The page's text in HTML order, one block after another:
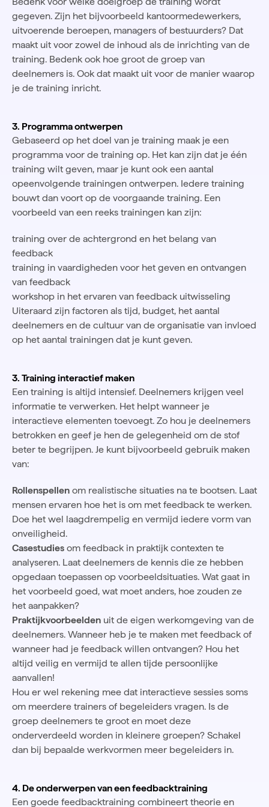
gegeven. Zijn het bijvoorbeeld kantoormedewerkers,
uitvoerende beroepen, managers of bestuurders? Dat
maakt uit voor zowel de inhoud als de inrichting van de
training. Bedenk ook hoe groot de groep van
deelnemers is. Ook dat maakt uit voor de manier waarop
je de training inricht.
3. Programma ontwerpen
Gebaseerd op het doel van je training maak je een
programma voor de training op. Het kan zijn dat je één
training wilt geven, maar je kunt ook een aantal
opeenvolgende trainingen ontwerpen. Iedere training
bouwt dan voort op de voorgaande training. Een
voorbeeld van een reeks trainingen kan zijn:
training over de achtergrond en het belang van
feedback
training in vaardigheden voor het geven en ontvangen
van feedback
workshop in het ervaren van feedback uitwisseling
Uiteraard zijn factoren als tijd, budget, het aantal
deelnemers en de cultuur van de organisatie van invloed
op het aantal trainingen dat je kunt geven.
3. Training interactief maken
Een training is altijd intensief. Deelnemers krijgen veel
informatie te verwerken. Het helpt wanneer je
interactieve elementen toevoegt. Zo hou je deelnemers
betrokken en geef je hen de gelegenheid om de stof
beter te begrijpen. Je kunt bijvoorbeeld gebruik maken
van:
Rollenspellen om realistische situaties na te bootsen. Laat
mensen ervaren hoe het is om met feedback te werken.
Doe het wel laagdrempelig en vermijd iedere vorm van
onveiligheid.
Casestudies om feedback in praktijk contexten te
analyseren. Laat deelnemers de kennis die ze hebben
opgedaan toepassen op voorbeeldsituaties. Wat gaat in
het voorbeeld goed, wat moet anders, hoe zouden ze
het aanpakken?
Praktijkvoorbeelden uit de eigen werkomgeving van de
deelnemers. Wanneer heb je te maken met feedback of
wanneer had je feedback willen ontvangen? Hou het
altijd veilig en vermijd te allen tijde persoonlijke
aanvallen!
Hou er wel rekening mee dat interactieve sessies soms
om meerdere trainers of begeleiders vragen. Is de
groep deelnemers te groot en moet deze
onderverdeeld worden in kleinere groepen? Schakel
dan bij bepaalde werkvormen meer begeleiders in.
4. De onderwerpen van een feedbacktraining
Een goede feedbacktraining combineert theorie en